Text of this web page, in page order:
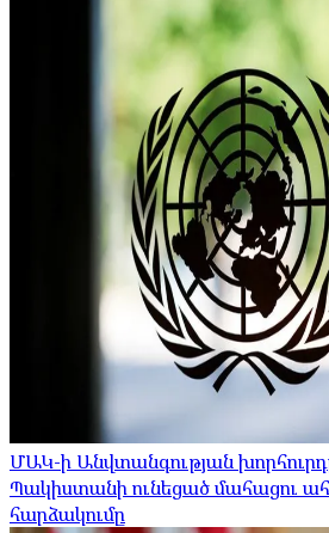
ՄԱԿ-ի Անվտանգության
Պակիստանի ունեցած մահացու
հարձակումը